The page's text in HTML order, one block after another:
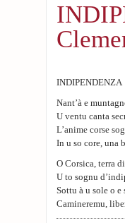
INDIPENDENZA
Nant’à e
U ventu canta
L’anime corse
In u so core, una
O Corsica, terra
U to sognu
Sottu à u sole o
Camineremu,